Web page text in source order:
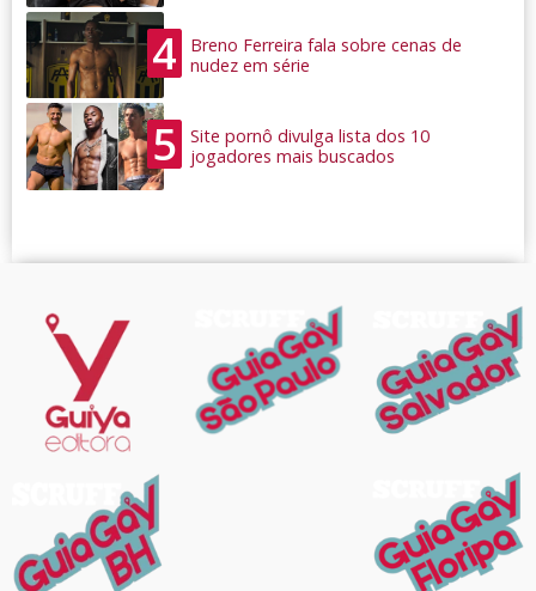
4
Breno Ferreira fala sobre cenas de
nudez em série
5
Site pornô divulga lista dos 10
jogadores mais buscados